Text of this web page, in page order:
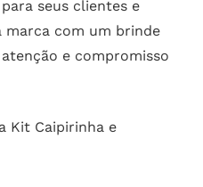
seus clientes e
marca com um brinde
e compromisso
Kit Caipirinha e